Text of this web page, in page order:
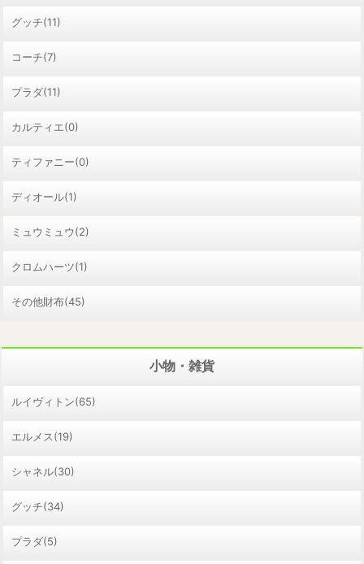
グッチ(11)
コーチ(7)
プラダ(11)
カルティエ(0)
ティファニー(0)
ディオール(1)
ミュウミュウ(2)
クロムハーツ(1)
その他財布(45)
小物・雑貨
ルイヴィトン(65)
エルメス(19)
シャネル(30)
グッチ(34)
プラダ(5)